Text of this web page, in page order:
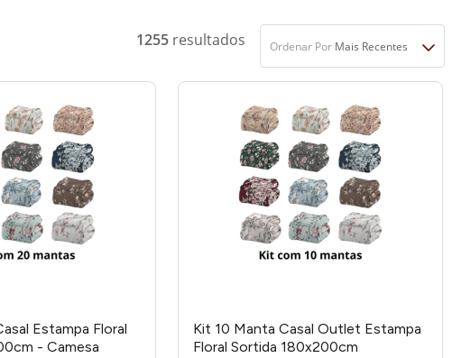
1255 Ordenar Por Mais Recentes
Estampa Floral
- Camesa
Kit 10 Manta Casal Outlet Estampa
Floral Sortida 180x200cm